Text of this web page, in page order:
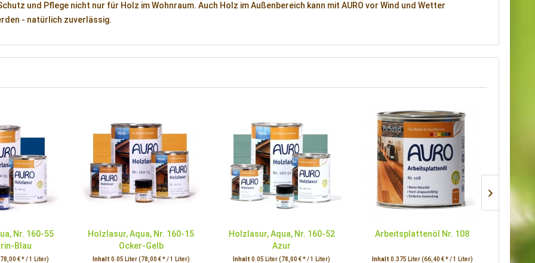
und Pflege nicht nur für Holz im Wohnraum. Auch Holz im Außenbereich kann mit AURO vor Wind und Wetter
- natürlich zuverlässig.
Nr. 160-55
Blau
€ * / 1 Liter)
Holzlasur, Aqua, Nr. 160-15
Ocker-Gelb
Inhalt 0.05 Liter(78,00 € * / 1 Liter)
Holzlasur, Aqua, Nr. 160-52
Azur
Inhalt0.05 Liter(78,00 € * / 1 Liter)
Arbeitsplattenöl Nr. 108
Inhalt 0.375 Liter(66,40 € * / 1 Liter) Inhalt